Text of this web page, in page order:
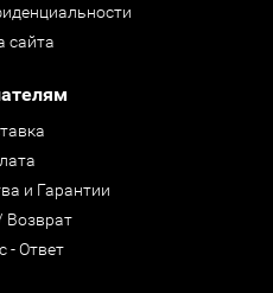
сайта
и Гарантии
Возврат
- Ответ